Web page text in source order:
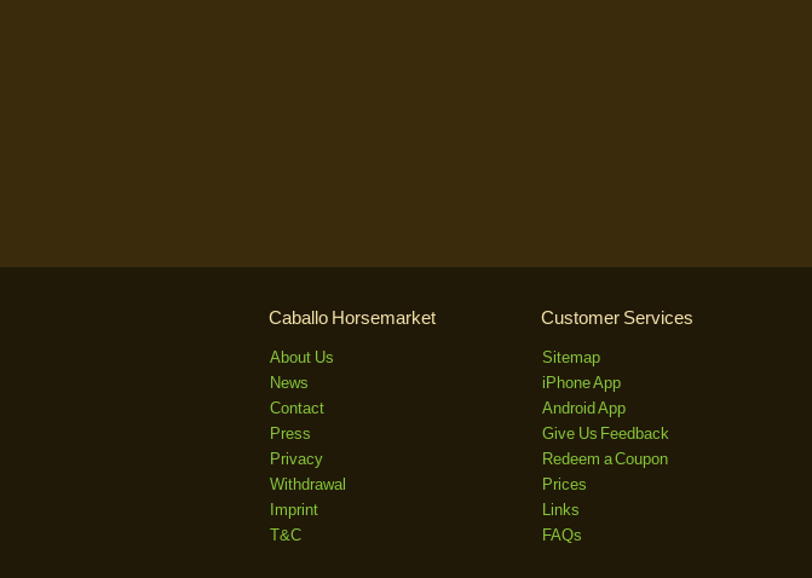
Caballo Horsemarket
About Us
News
Contact
Press
Privacy
Withdrawal
Imprint
T&C
Customer Services
Sitemap
iPhone App
Android App
Give Us Feedback
Redeem a Coupon
Prices
Links
FAQs